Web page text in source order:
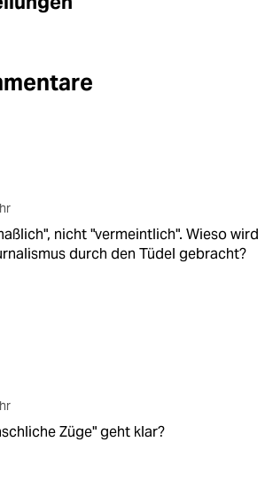
nicht "vermeintlich". Wieso wird
durch den Tüdel gebracht?
Züge" geht klar?